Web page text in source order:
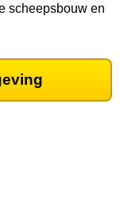
scheepsbouw en